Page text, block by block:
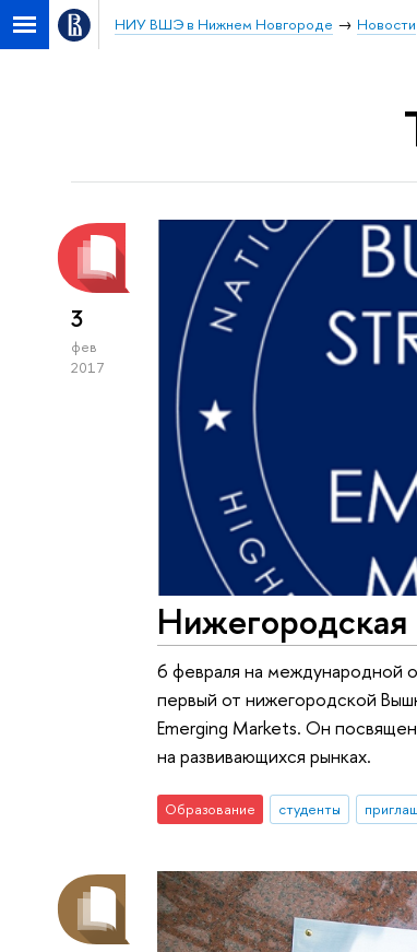
НИУ ВШЭ в Нижнем Новгороде Новости
3
фев
2017
6 февраля на международной
первый от нижегородской
Emerging Markets. Он
на развивающихся рынках.
Образование студенты